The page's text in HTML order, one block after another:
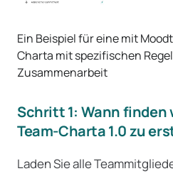
Ein Beispiel für eine mit
Charta mit spezifischen
Zusammenarbeit
Schritt 1: Wann finden
Team-Charta 1.0 zu
Laden Sie alle